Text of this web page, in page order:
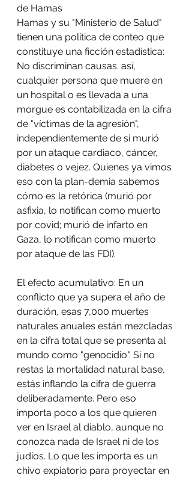
de Hamas
Hamas y su "Ministerio de Salud"
tienen una política de conteo que
constituye una ficción estadística:
No discriminan causas. así,
cualquier persona que muere en
un hospital o es llevada a una
morgue es contabilizada en la cifra
de "víctimas de la agresión",
independientemente de si murió
por un ataque cardiaco, cáncer,
diabetes o vejez. Quienes ya vimos
eso con la plan-demia sabemos
cómo es la retórica (murió por
asfixia, lo notifican como muerto
por covid; murió de infarto en
Gaza, lo notifican como muerto
por ataque de las FDI).
El efecto acumulativo: En un
conflicto que ya supera el año de
duración, esas 7,000 muertes
naturales anuales están mezcladas
en la cifra total que se presenta al
mundo como "genocidio". Si no
restas la mortalidad natural base,
estás inflando la cifra de guerra
deliberadamente. Pero eso
importa poco a los que quieren
ver en Israel al diablo, aunque no
conozca nada de Israel ni de los
judíos. Lo que les importa es un
chivo expiatorio para proyectar en